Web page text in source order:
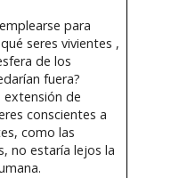
para
seres vivientes ,
de los
fuera?
extensión de
conscientes a
como las
no estaría lejos la